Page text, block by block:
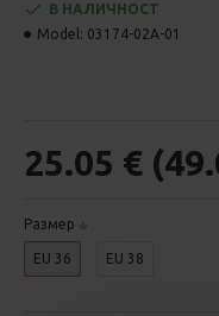
25.05 €
В НАЛИЧНОСТ
Model: 03174-02A-01
Размер
EU 36 EU 38